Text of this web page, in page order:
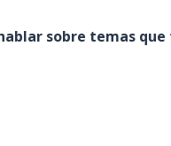
sobre temas que